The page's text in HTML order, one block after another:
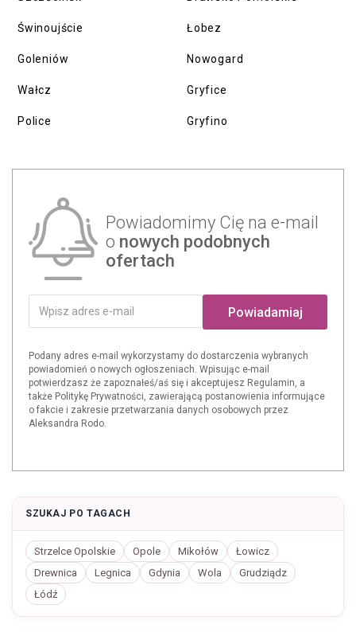
Świnoujście
Goleniów
Wałcz
Police
Łobez
Nowogard
Gryfice
Gryfino
Powiadomimy Cię na e-mail
o nowych podobnych
ofertach
Powiadamiaj
Podany adres e-mail wykorzystamy do dostarczenia wybranych
powiadomień o nowych ogłoszeniach. Wpisując e-mail
potwierdzasz że zapoznałeś/aś się i akceptujesz Regulamin, a
także Politykę Prywatności, zawierającą postanowienia informujące
o fakcie i zakresie przetwarzania danych osobowych przez
Aleksandra Rodo.
SZUKAJ PO TAGACH
Strzelce Opolskie Opole Mikołów
Łowicz
Drewnica
Legnica Gdynia Wola
Grudziądz
Łódź